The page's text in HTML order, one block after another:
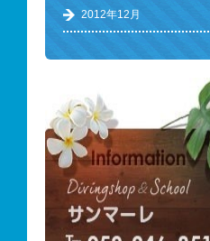
2012年12月